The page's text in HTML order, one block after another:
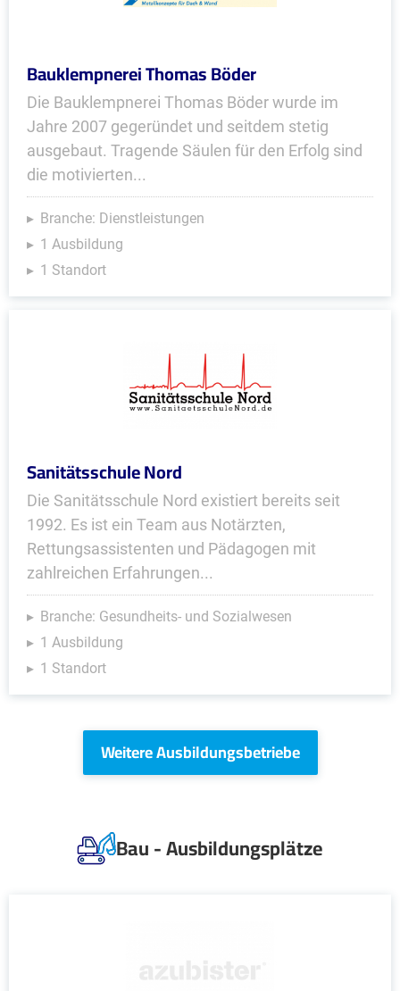
Bauklempnerei Thomas Böder
Die Bauklempnerei Thomas Böder wurde im
Jahre 2007 gegeründet und seitdem stetig
ausgebaut. Tragende Säulen für den Erfolg sind
die motivierten...
Branche: Dienstleistungen
1 Ausbildung
1 Standort
Sanitätsschule Nord
Die Sanitätsschule Nord existiert bereits seit
1992. Es ist ein Team aus Notärzten,
Rettungsassistenten und Pädagogen mit
zahlreichen Erfahrungen...
Branche: Gesundheits- und Sozialwesen
1 Ausbildung
1 Standort
Weitere Ausbildungsbetriebe
Bau - Ausbildungsplätze